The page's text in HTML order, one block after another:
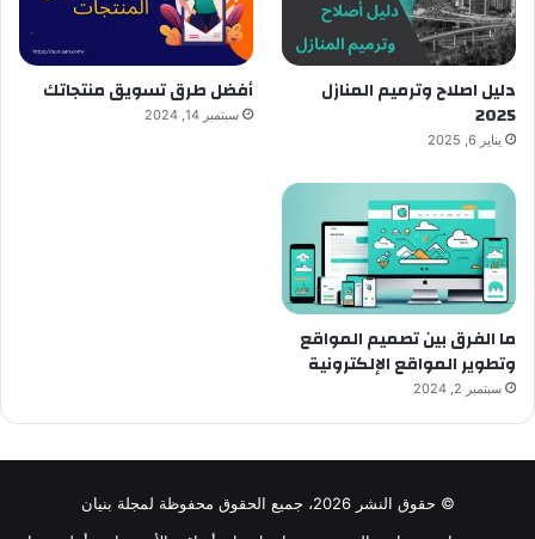
دليل اصلاح وترميم المنازل
2025
يناير 6, 2025
أفضل طرق تسويق منتجاتك
سبتمبر 14, 2024
ما الفرق بين تصميم المواقع
وتطوير المواقع الإلكترونية
سبتمبر 2, 2024
© حقوق النشر 2026، جميع الحقوق محفوظة لمجلة بنيان